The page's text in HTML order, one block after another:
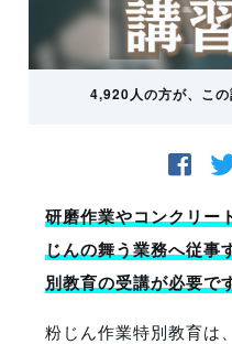
4,920人の方が、この
研磨作業やコンクリー
じんの舞う業務へ従事
別教育の受講が必要で
粉じん作業特別教育は